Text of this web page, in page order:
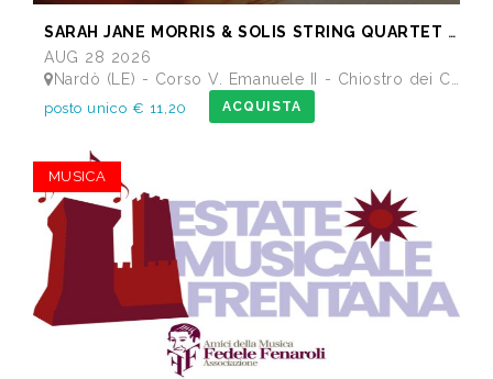
SARAH JANE MORRIS & SOLIS STRING QUARTET - Festival I Concerti del Chiostro
AUG 28 2026
Nardò (LE) - Corso V. Emanuele II - Chiostro dei Carmelitani
posto unico € 11,20 ACQUISTA
MUSICA